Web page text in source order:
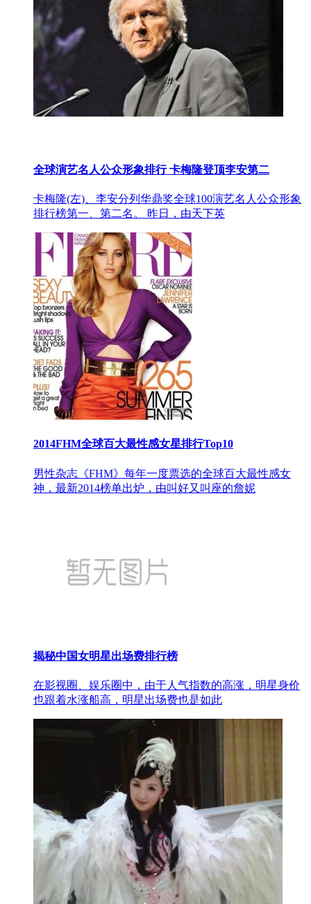
全球演艺名人公众形象排行 卡梅隆登顶李安第二
卡梅隆(左)、李安分列华鼎奖全球100演艺名人公众形象
排行榜第一、第二名。 昨日，由天下英
2014FHM全球百大最性感女星排行Top10
男性杂志《FHM》每年一度票选的全球百大最性感女
神，最新2014榜单出炉，由叫好又叫座的詹妮
揭秘中国女明星出场费排行榜
在影视圈、娱乐圈中，由于人气指数的高涨，明星身价
也跟着水涨船高，明星出场费也是如此